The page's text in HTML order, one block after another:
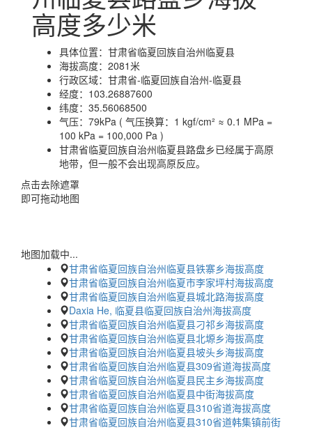
高度多少米
具体位置： 甘肃省临夏回族自治州临夏县
海拔高度： 2081米
行政区域： 甘肃省-临夏回族自治州-临夏县
经度： 103.26887600
纬度： 35.56068500
气压： 79kPa ( 气压换算：1 kgf/cm² ≈ 0.1 MPa =
100 kPa = 100,000 Pa )
甘肃省临夏回族自治州临夏县路盘乡已经属于高原
地带，但一般不会出现高原反应。
点击去除遮罩
即可拖动地图
地图加载中...
甘肃省临夏回族自治州临夏县铁寨乡海拔高度
甘肃省临夏回族自治州临夏市李家坪村海拔高度
甘肃省临夏回族自治州临夏县城北路海拔高度
Daxia He, 临夏县临夏回族自治州海拔高度
甘肃省临夏回族自治州临夏县刁祁乡海拔高度
甘肃省临夏回族自治州临夏县北塬乡海拔高度
甘肃省临夏回族自治州临夏县坡头乡海拔高度
甘肃省临夏回族自治州临夏县309省道海拔高度
甘肃省临夏回族自治州临夏县民主乡海拔高度
甘肃省临夏回族自治州临夏县中街海拔高度
甘肃省临夏回族自治州临夏县310省道海拔高度
甘肃省临夏回族自治州临夏县310省道韩集镇前街